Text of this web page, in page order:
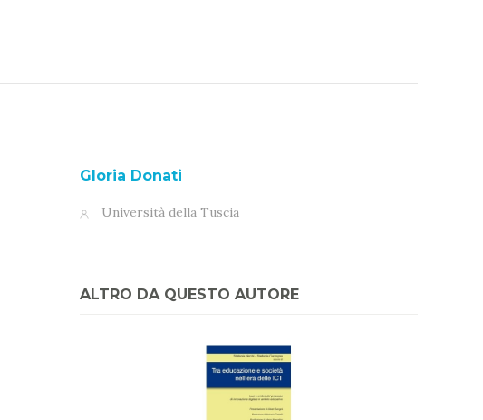
Gloria Donati
Università della Tuscia
ALTRO DA QUESTO AUTORE